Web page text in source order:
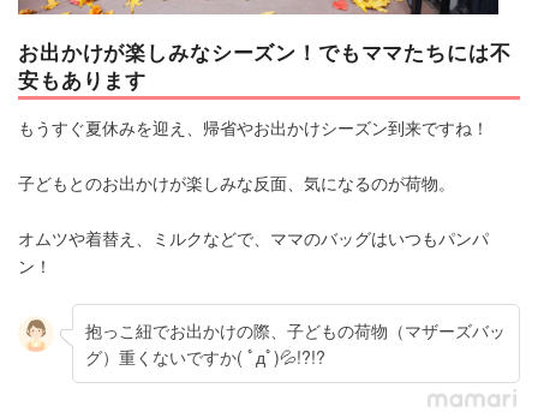
お出かけが楽しみなシーズン！でもママたちには不
安もあります
もうすぐ夏休みを迎え、帰省やお出かけシーズン到来ですね！
子どもとのお出かけが楽しみな反面、気になるのが荷物。
オムツや着替え、ミルクなどで、ママのバッグはいつもパンパ
ン！
抱っこ紐でお出かけの際、子どもの荷物（マザーズバッ
グ）重くないですか( ﾟдﾟ)💦!?!?